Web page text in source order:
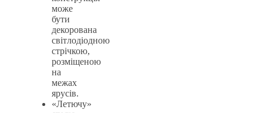
може
бути
декорована
світлодіодною
стрічкою,
розміщеною
на
межах
ярусів.
«Летючу»